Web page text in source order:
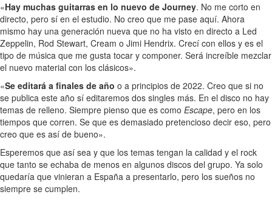
«Hay muchas guitarras en lo nuevo de Journey. No me corto en
directo, pero sí en el estudio. No creo que me pase aquí. Ahora
mismo hay una generación nueva que no ha visto en directo a Led
Zeppelin, Rod Stewart, Cream o Jimi Hendrix. Crecí con ellos y es el
tipo de música que me gusta tocar y componer. Será increíble mezclar
el nuevo material con los clásicos».
«Se editará a finales de año o a principios de 2022. Creo que si no
se publica este año sí editaremos dos singles más. En el disco no hay
temas de relleno. Siempre pienso que es como Escape, pero en los
tiempos que corren. Se que es demasiado pretencioso decir eso, pero
creo que es así de bueno».
Esperemos que así sea y que los temas tengan la calidad y el rock
que tanto se echaba de menos en algunos discos del grupo. Ya solo
quedaría que vinieran a España a presentarlo, pero los sueños no
siempre se cumplen.